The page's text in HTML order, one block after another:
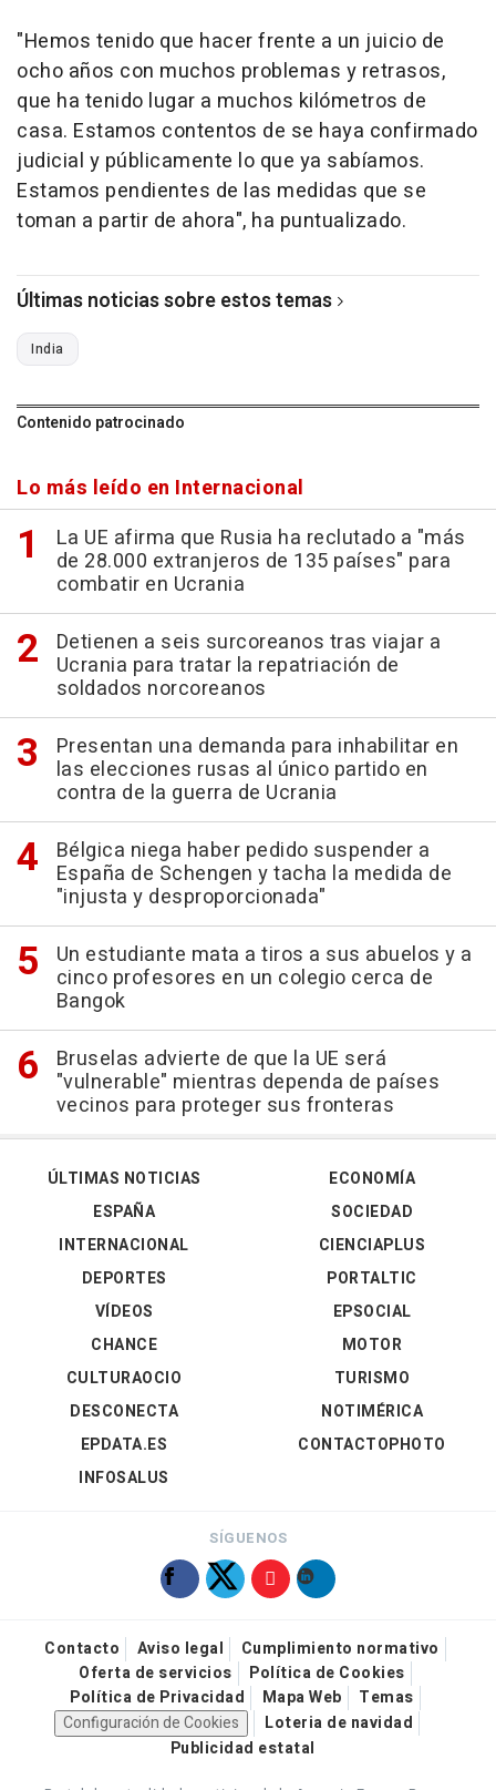
"Hemos tenido que hacer frente a un juicio de
ocho años con muchos problemas y retrasos,
que ha tenido lugar a muchos kilómetros de
casa. Estamos contentos de se haya confirmado
judicial y públicamente lo que ya sabíamos.
Estamos pendientes de las medidas que se
toman a partir de ahora", ha puntualizado.
Últimas noticias sobre estos temas
India
Contenido patrocinado
Lo más leído en Internacional
La UE afirma que Rusia ha reclutado a "más
de 28.000 extranjeros de 135 países" para
combatir en Ucrania
Detienen a seis surcoreanos tras viajar a
Ucrania para tratar la repatriación de
soldados norcoreanos
Presentan una demanda para inhabilitar en
las elecciones rusas al único partido en
contra de la guerra de Ucrania
Bélgica niega haber pedido suspender a
España de Schengen y tacha la medida de
"injusta y desproporcionada"
Un estudiante mata a tiros a sus abuelos y a
cinco profesores en un colegio cerca de
Bangok
Bruselas advierte de que la UE será
"vulnerable" mientras dependa de países
vecinos para proteger sus fronteras
ÚLTIMAS NOTICIAS
ESPAÑA
INTERNACIONAL
DEPORTES
VÍDEOS
ECONOMÍA
SOCIEDAD
CIENCIAPLUS
PORTALTIC
EPSOCIAL
CHANCE
CULTURAOCIO
DESCONECTA
EPDATA.ES
INFOSALUS
MOTOR
TURISMO
NOTIMÉRICA
CONTACTOPHOTO
SÍGUENOS
Contacto Aviso legal
Cumplimiento normativo
Oferta de servicios
Política de Cookies
Política de Privacidad
Mapa Web
Temas
Configuración de Cookies
Loteria de navidad
Publicidad estatal